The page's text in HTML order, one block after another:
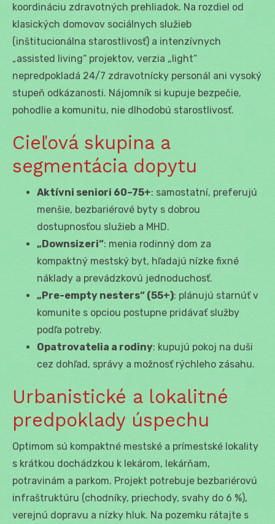
koordináciu zdravotných prehliadok. Na rozdiel od
klasických domovov sociálnych služieb
(inštitucionálna starostlivosť) a intenzívnych
„assisted living“ projektov, verzia „light“
nepredpokladá 24/7 zdravotnícky personál ani vysoký
stupeň odkázanosti. Nájomník si kupuje bezpečie,
pohodlie a komunitu, nie dlhodobú starostlivosť.
Cieľová skupina a
segmentácia dopytu
Aktívni seniori 60–75+: samostatní, preferujú
menšie, bezbariérové byty s dobrou
dostupnosťou služieb a MHD.
„Downsizeri“: menia rodinný dom za
kompaktný mestský byt, hľadajú nízke fixné
náklady a prevádzkovú jednoduchosť.
„Pre-empty nesters“ (55+): plánujú starnúť v
komunite s opciou postupne pridávať služby
podľa potreby.
Opatrovatelia a rodiny: kupujú pokoj na duši
cez dohľad, správy a možnosť rýchleho zásahu.
Urbanistické a lokalitné
predpoklady úspechu
Optimom sú kompaktné mestské a prímestské lokality
s krátkou dochádzkou k lekárom, lekárňam,
potravinám a parkom. Projekt potrebuje bezbariérovú
infraštruktúru (chodníky, priechody, svahy do 6 %),
verejnú dopravu a nízky hluk. Na pozemku rátajte s